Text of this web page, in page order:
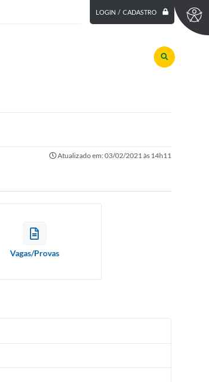
LOGIN / CADASTRO
Atualizado em: 03/02/2021 às 14h11
Vagas/Provas